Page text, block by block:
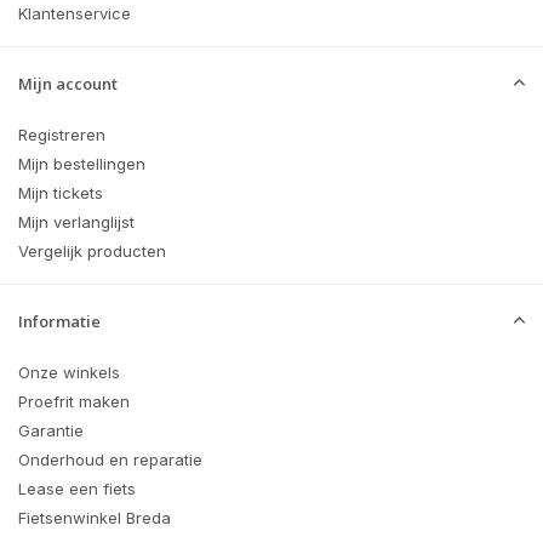
Klantenservice
Mijn account
Registreren
Mijn bestellingen
Mijn tickets
Mijn verlanglijst
Vergelijk producten
Informatie
Onze winkels
Proefrit maken
Garantie
Onderhoud en reparatie
Lease een fiets
Fietsenwinkel Breda